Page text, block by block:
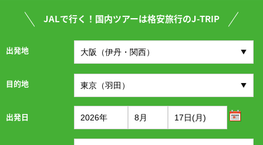
JALで行く！国内ツアーは格安旅行のJ-TRIP
出発地
目的地
出発日